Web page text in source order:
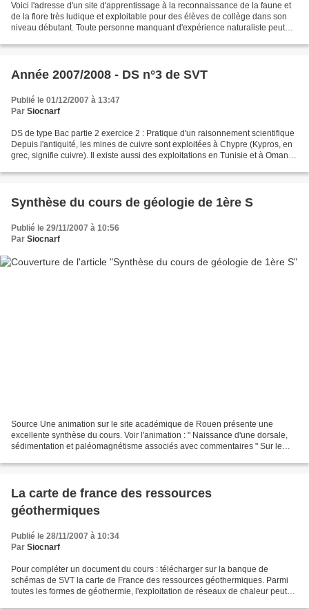
Voici l'adresse d'un site d'apprentissage à la reconnaissance de la faune et
de la flore très ludique et exploitable pour des élèves de collège dans son
niveau débutant. Toute personne manquant d'expérience naturaliste peut
Année 2007/2008 - DS n°3 de SVT
Publié le 01/12/2007 à 13:47
Par Siocnarf
DS de type Bac partie 2 exercice 2 : Pratique d'un raisonnement scientifique
Depuis l'antiquité, les mines de cuivre sont exploitées à Chypre (Kypros, en
grec, signifie cuivre). Il existe aussi des exploitations en Tunisie et à Oman.
Synthèse du cours de géologie de 1ère S
Publié le 29/11/2007 à 10:56
Par Siocnarf
Source Une animation sur le site académique de Rouen présente une
excellente synthèse du cours. Voir l'animation : " Naissance d'une dorsale,
sédimentation et paléomagnétisme associés avec commentaires " Sur le
La carte de france des ressources
géothermiques
Publié le 28/11/2007 à 10:34
Par Siocnarf
Pour compléter un document du cours : télécharger sur la banque de
schémas de SVT la carte de France des ressources géothermiques. Parmi
toutes les formes de géothermie, l'exploitation de réseaux de chaleur peut